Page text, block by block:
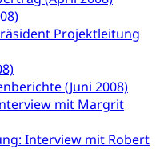
Projektleitung
(Juni 2008)
mit Margrit
Interview mit Robert
Geburtsurkunde